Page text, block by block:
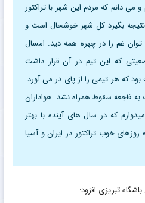
دانم که مردم این شهر با تراکتور
بگیرد کل شهر خوشحال است و
توان غم را در چهره همه دید. امسال
که این تیم در آن قرار داشت
که هر تیمی را از پای در می آورد.
به فاجعه سقوط همراه نشد. هواداران
که در سال های آینده با بهتر
خوب تراکتور در ایران و آسیا
تبریزی افزود: